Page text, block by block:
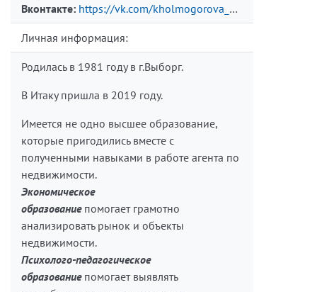
Вконтакте: https://vk.com/kholmogorova_olga
Личная информация:
Родилась в 1981 году в г.Выборг.
В Итаку пришла в 2019 году.
Имеется не одно высшее образование,
которые пригодились вместе с
полученными навыками в работе агента по
недвижимости.
Экономическое
образованиепомогает грамотно
анализировать рынок и объекты
недвижимости.
Психолого-педагогическое
образование помогает выявлять